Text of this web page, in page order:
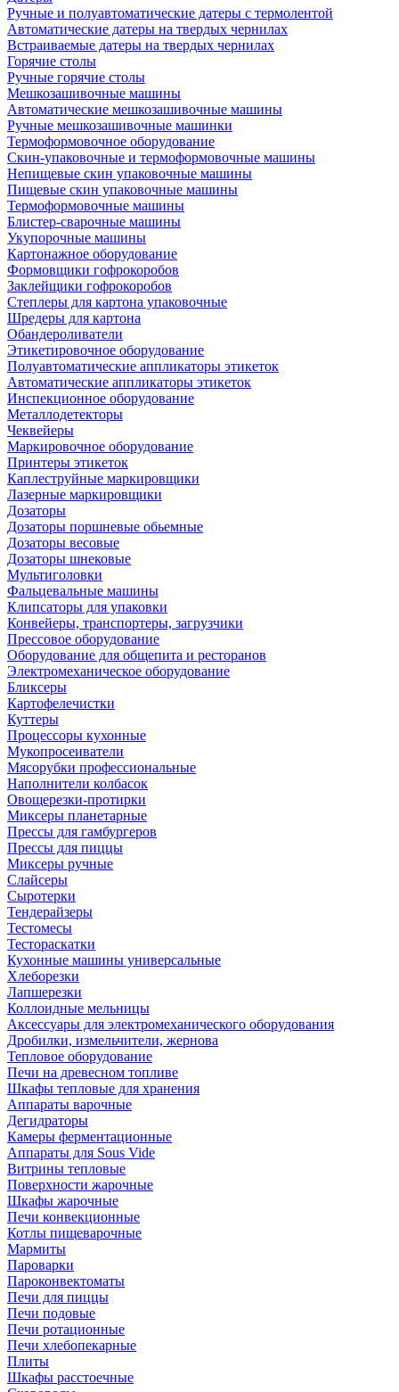
Ручные и полуавтоматические датеры с термолентой
Автоматические датеры на твердых чернилах
Встраиваемые датеры на твердых чернилах
Горячие столы
Ручные горячие столы
Мешкозашивочные машины
Автоматические мешкозашивочные машины
Ручные мешкозашивочные машинки
Термоформовочное оборудование
Скин-упаковочные и термоформовочные машины
Непищевые скин упаковочные машины
Пищевые скин упаковочные машины
Термоформовочные машины
Блистер-сварочные машины
Укупорочные машины
Картонажное оборудование
Формовщики гофрокоробов
Заклейщики гофрокоробов
Степлеры для картона упаковочные
Шредеры для картона
Обандероливатели
Этикетировочное оборудование
Полуавтоматические аппликаторы этикеток
Автоматические аппликаторы этикеток
Инспекционное оборудование
Металлодетекторы
Чеквейеры
Маркировочное оборудование
Принтеры этикеток
Каплеструйные маркировщики
Лазерные маркировщики
Дозаторы
Дозаторы поршневые обьемные
Дозаторы весовые
Дозаторы шнековые
Мультиголовки
Фальцевальные машины
Клипсаторы для упаковки
Конвейеры, транспортеры, загрузчики
Прессовое оборудование
Оборудование для общепита и ресторанов
Электромеханическое оборудование
Бликсеры
Картофелечистки
Куттеры
Процессоры кухонные
Мукопросеиватели
Мясорубки профессиональные
Наполнители колбасок
Овощерезки-протирки
Миксеры планетарные
Прессы для гамбургеров
Прессы для пиццы
Миксеры ручные
Слайсеры
Сыротерки
Тендерайзеры
Тестомесы
Тестораскатки
Кухонные машины универсальные
Хлеборезки
Лапшерезки
Коллоидные мельницы
Аксессуары для электромеханического оборудования
Дробилки, измельчители, жернова
Тепловое оборудование
Печи на древесном топливе
Шкафы тепловые для хранения
Аппараты варочные
Дегидраторы
Камеры ферментационные
Аппараты для Sous Vide
Витрины тепловые
Поверхности жарочные
Шкафы жарочные
Печи конвекционные
Котлы пищеварочные
Мармиты
Пароварки
Пароконвектоматы
Печи для пиццы
Печи подовые
Печи ротационные
Печи хлебопекарные
Плиты
Шкафы расстоечные